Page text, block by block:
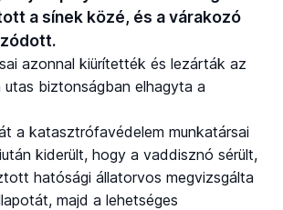
a sínek közé, és a várakozó
azonnal kiürítették és lezárták az
utas biztonságban elhagyta a
a katasztrófavédelem munkatársai
kiderült, hogy a vaddisznó sérült,
hatósági állatorvos megvizsgálta
majd a lehetséges